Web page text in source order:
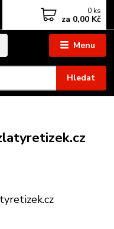
Menu
Hledat
0 ks
za 0,00 Kč